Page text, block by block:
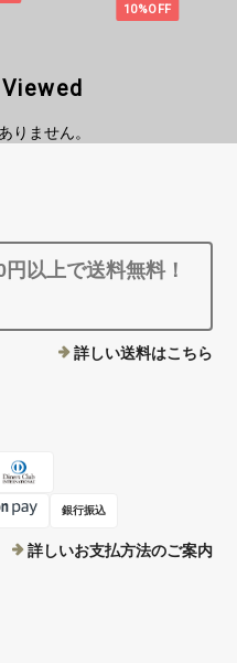
10%OFF
りません。
以上で送料無料！
詳しい送料はこちら
銀行振込
詳しいお支払方法のご案内